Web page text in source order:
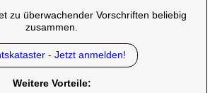
zu überwachender Vorschriften beliebig
zusammen.
- Jetzt anmelden!
Weitere Vorteile: